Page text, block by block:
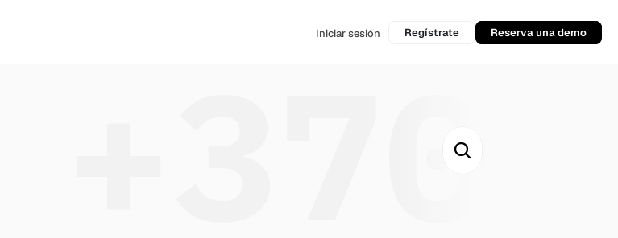
Iniciar sesión Regístrate Reserva una demo
+370